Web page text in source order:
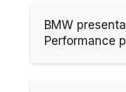
BMW
Performance